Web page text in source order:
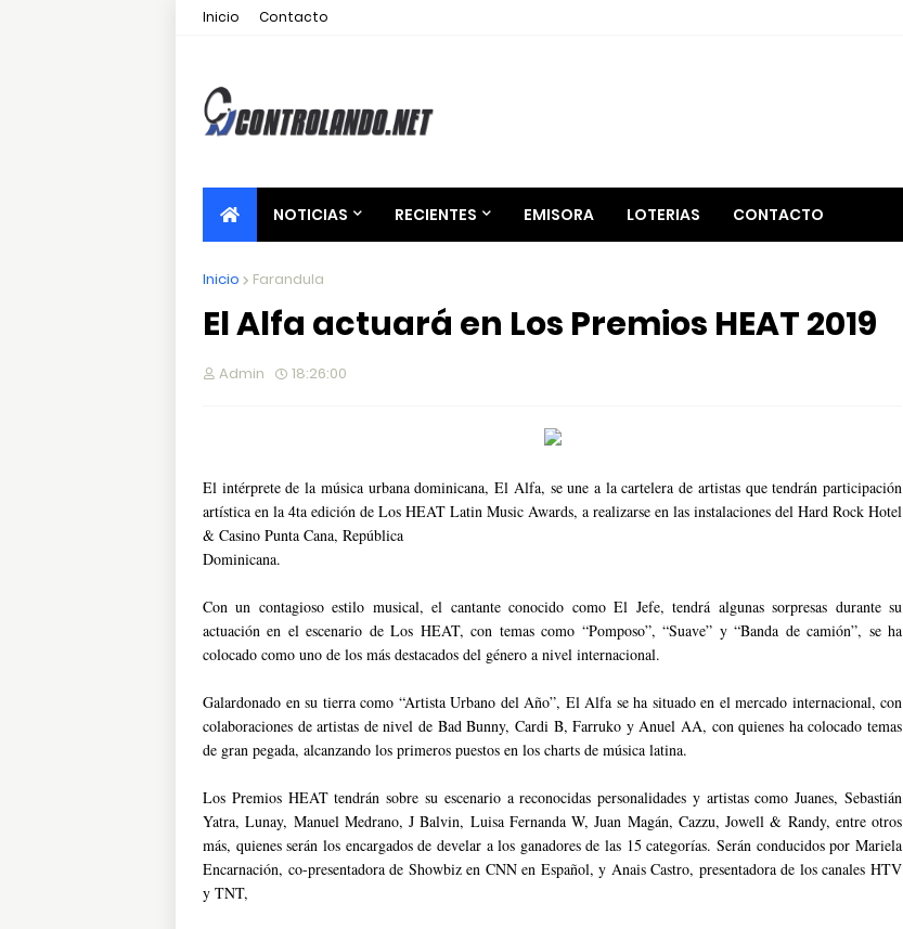
Inicio Contacto
NOTICIAS RECIENTES EMISORA LOTERIAS CONTACTO
Inicio Farandula
El Alfa actuará en Los Premios HEAT 2019
Admin 18:26:00
El intérprete de la música urbana dominicana, El Alfa, se une a la cartelera de artistas que tendrán participación
artística en la 4ta edición de Los HEAT Latin Music Awards, a realizarse en las instalaciones del Hard Rock Hotel
& Casino Punta Cana, República
Dominicana.
Con un contagioso estilo musical, el cantante conocido como El Jefe, tendrá algunas sorpresas durante su
actuación en el escenario de Los HEAT, con temas como “Pomposo”, “Suave” y “Banda de camión”, se ha
colocado como uno de los más destacados del género a nivel internacional.
Galardonado en su tierra como “Artista Urbano del Año”, El Alfa se ha situado en el mercado internacional, con
colaboraciones de artistas de nivel de Bad Bunny, Cardi B, Farruko y Anuel AA, con quienes ha colocado temas
de gran pegada, alcanzando los primeros puestos en los charts de música latina.
Los Premios HEAT tendrán sobre su escenario a reconocidas personalidades y artistas como Juanes, Sebastián
Yatra, Lunay, Manuel Medrano, J Balvin, Luisa Fernanda W, Juan Magán, Cazzu, Jowell & Randy, entre otros
más, quienes serán los encargados de develar a los ganadores de las 15 categorías. Serán conducidos por Mariela
Encarnación, co-presentadora de Showbiz en CNN en Español, y Anais Castro, presentadora de los canales HTV
y TNT,